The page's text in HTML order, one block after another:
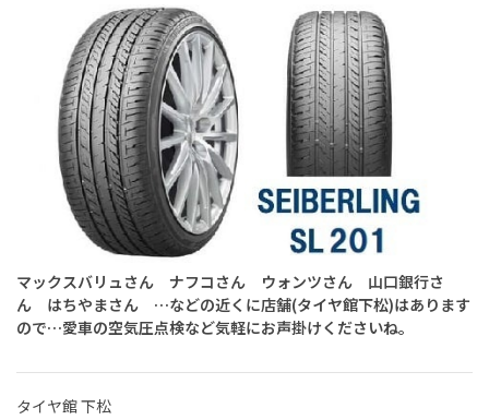
マックスバリュさん ナフコさん ウォンツさん 山口銀行さ
ん はちやまさん …などの近くに店舗(タイヤ館下松)はあります
ので…愛車の空気圧点検など気軽にお声掛けくださいね。
タイヤ館 下松